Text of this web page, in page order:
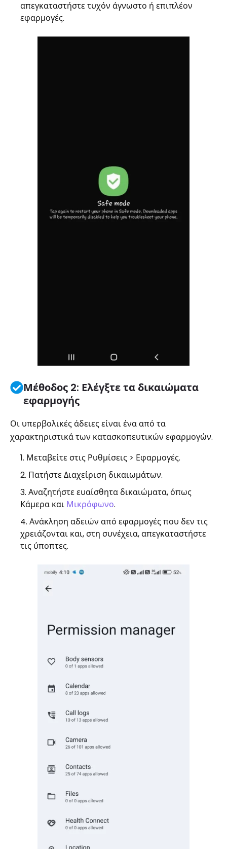
απεγκαταστήστε τυχόν άγνωστο ή επιπλέον
εφαρμογές.
Μέθοδος 2: Ελέγξτε τα δικαιώματα
εφαρμογής
Οι υπερβολικές άδειες είναι ένα από τα
χαρακτηριστικά των κατασκοπευτικών εφαρμογών.
Μεταβείτε στις Ρυθμίσεις > Εφαρμογές.
Πατήστε Διαχείριση δικαιωμάτων.
Αναζητήστε ευαίσθητα δικαιώματα, όπως
Κάμερα και Μικρόφωνο.
Ανάκληση αδειών από εφαρμογές που δεν τις
χρειάζονται και, στη συνέχεια, απεγκαταστήστε
τις ύποπτες.